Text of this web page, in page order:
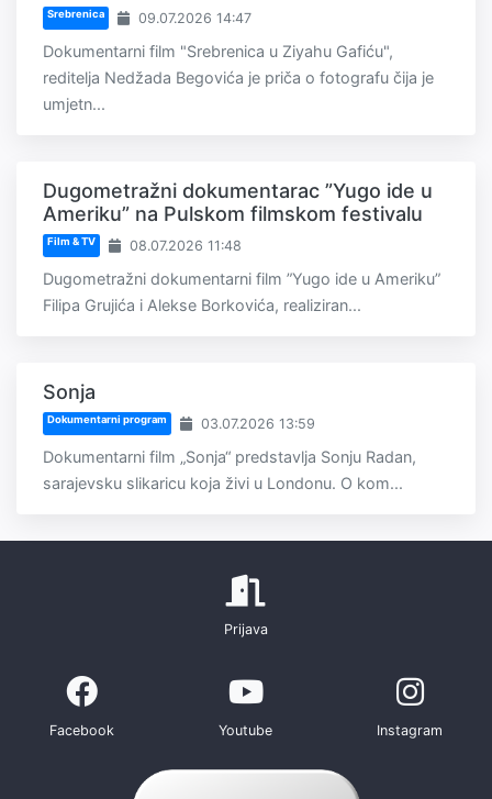
Srebrenica 09.07.2026 14:47
Dokumentarni film "Srebrenica u Ziyahu Gafiću",
reditelja Nedžada Begovića je priča o fotografu čija je
umjetn...
Dugometražni dokumentarac ”Yugo ide u
Ameriku” na Pulskom filmskom festivalu
Film & TV 08.07.2026 11:48
Dugometražni dokumentarni film ”Yugo ide u Ameriku”
Filipa Grujića i Alekse Borkovića, realiziran...
Sonja
Dokumentarni program 03.07.2026 13:59
Dokumentarni film „Sonja“ predstavlja Sonju Radan,
sarajevsku slikaricu koja živi u Londonu. O kom...
Prijava
Facebook Youtube Instagram